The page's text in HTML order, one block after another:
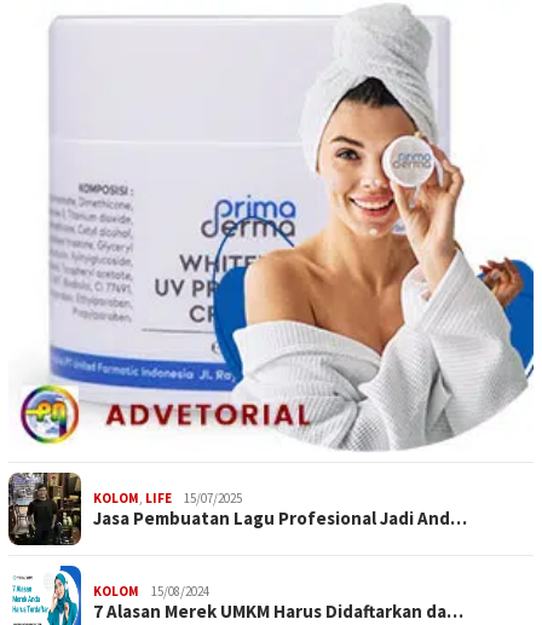
KOLOM, LIFE 15/07/2025
Jasa Pembuatan Lagu Profesional Jadi And…
KOLOM 15/08/2024
7 Alasan Merek UMKM Harus Didaftarkan da…